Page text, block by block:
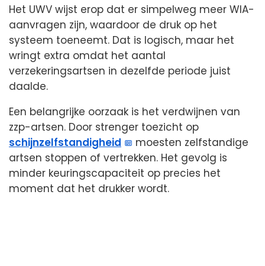
Het UWV wijst erop dat er simpelweg meer WIA-
aanvragen zijn, waardoor de druk op het
systeem toeneemt. Dat is logisch, maar het
wringt extra omdat het aantal
verzekeringsartsen in dezelfde periode juist
daalde.
Een belangrijke oorzaak is het verdwijnen van
zzp-artsen. Door strenger toezicht op
schijnzelfstandigheid
moesten zelfstandige
artsen stoppen of vertrekken. Het gevolg is
minder keuringscapaciteit op precies het
moment dat het drukker wordt.